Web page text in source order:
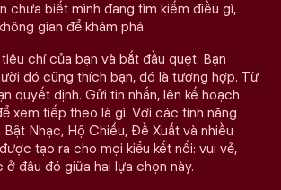
chưa biết mình đang tìm kiếm điều gì,
gian để khám phá.
chí của bạn và bắt đầu quẹt. Bạn
đó cũng thích bạn, đó là tương hợp. Từ
quyết định. Gửi tin nhắn, lên kế hoạch
xem tiếp theo là gì. Với các tính năng
Nhạc, Hộ Chiếu, Đề Xuất và nhiều
tạo ra cho mọi kiểu kết nối: vui vẻ,
đâu đó giữa hai lựa chọn này.